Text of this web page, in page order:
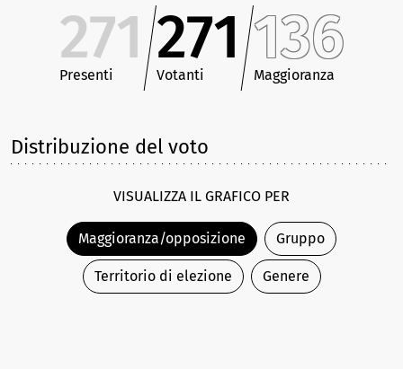
271
Presenti
271
Votanti
136
Maggioranza
Distribuzione del voto
VISUALIZZA IL GRAFICO PER
Maggioranza/opposizione Gruppo
Territorio di elezione Genere